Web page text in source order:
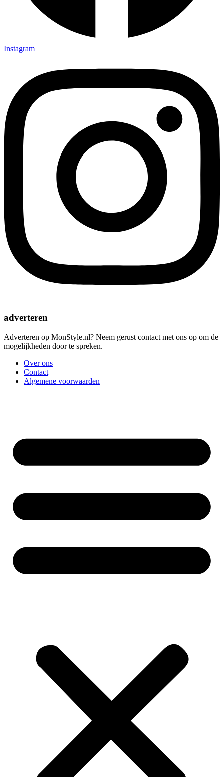
Instagram
adverteren
Adverteren op MonStyle.nl? Neem gerust contact met ons op om de
mogelijkheden door te spreken.
Over ons
Contact
Algemene voorwaarden